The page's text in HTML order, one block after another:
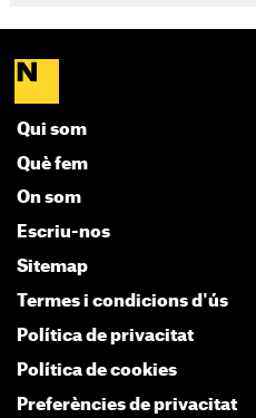
Qui som
Què fem
On som
Escriu-nos
Sitemap
Termes i condicions d'ús
Política de privacitat
Política de cookies
Preferències de privacitat